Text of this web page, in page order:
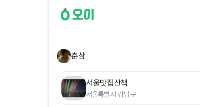
춘삼
서울맛집산책
서울특별시 강남구